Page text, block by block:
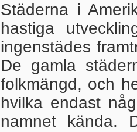
Städerna i
hastiga
ingenstädes
De gamla
folkmängd, och
hvilka endast
namnet kända.